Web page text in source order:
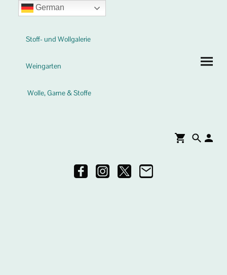
Stoff- und Wollgalerie
Weingarten
Wolle, Garne & Stoffe
German